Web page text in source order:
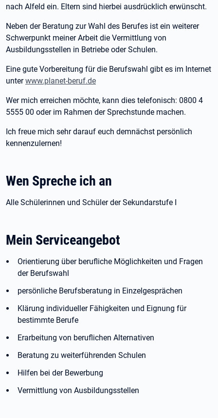
nach Alfeld ein. Eltern sind hierbei ausdrücklich erwünscht.
Neben der Beratung zur Wahl des Berufes ist ein weiterer
Schwerpunkt meiner Arbeit die Vermittlung von
Ausbildungsstellen in Betriebe oder Schulen.
Eine gute Vorbereitung für die Berufswahl gibt es im Internet
unterwww.planet-beruf.de
Wer mich erreichen möchte, kann dies telefonisch: 0800 4
5555 00 oder im Rahmen der Sprechstunde machen.
Ich freue mich sehr darauf euch demnächst persönlich
kennenzulernen!
Wen Spreche ich an
Alle Schülerinnen und Schüler der Sekundarstufe I
Mein Serviceangebot
Orientierung über berufliche Möglichkeiten und Fragen
der Berufswahl
persönliche Berufsberatung in Einzelgesprächen
Klärung individueller Fähigkeiten und Eignung für
bestimmte Berufe
Erarbeitung von beruflichen Alternativen
Beratung zu weiterführenden Schulen
Hilfen bei der Bewerbung
Vermittlung von Ausbildungsstellen